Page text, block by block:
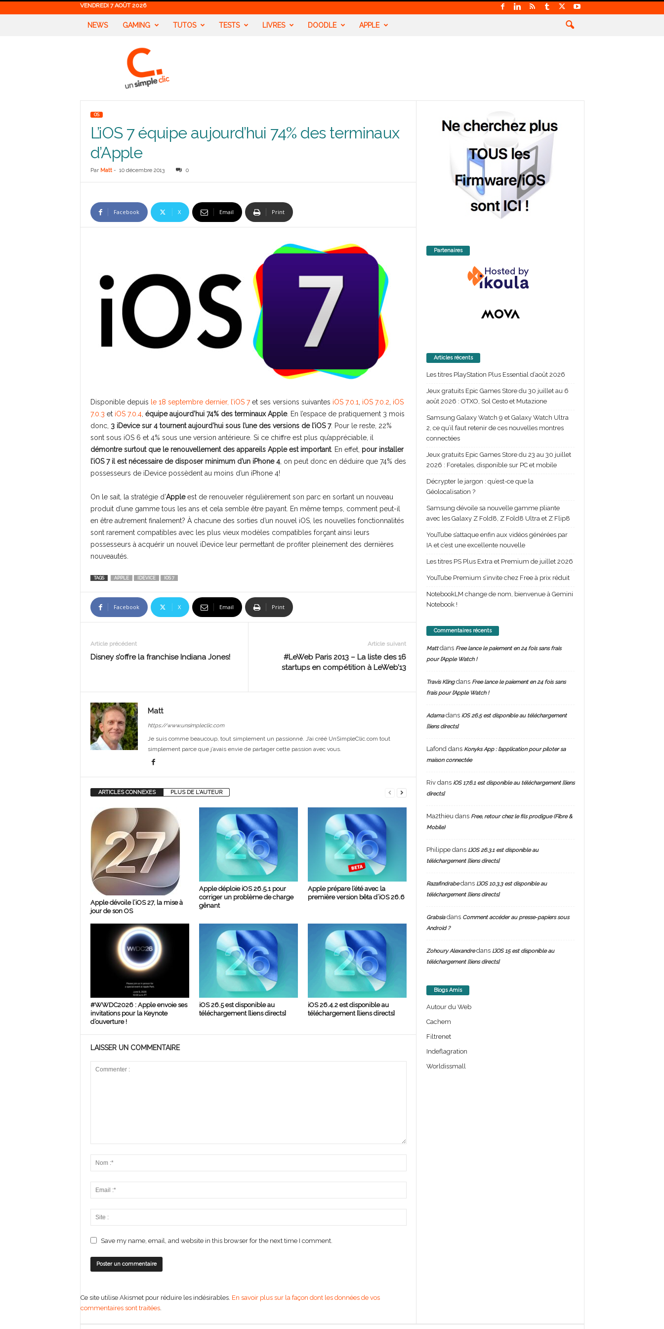
VENDREDI 7 AOÛT 2026
NEWS GAMING TUTOS TESTS LIVRES DOODLE APPLE
OS
L’iOS 7 équipe aujourd’hui 74% des terminaux
d’Apple
Par Matt- 10 décembre 2013 0
Facebook X Email Print
Disponible depuis le 18 septembre dernier, l’iOS 7et ses versions suivantes iOS 7.0.1 iOS 7.0.2 iOS
7.0.3 et iOS 7.0.4, équipe aujourd’hui 74% des terminaux Apple. En l’espace de pratiquement 3 mois
donc, 3 iDevice sur 4 tournent aujourd’hui sous l’une des versions de l’iOS 7. Pour le reste, 22%
sont sous iOS 6 et 4% sous une version antérieure. Si ce chiffre est plus qu’appréciable, il
démontre surtout que le renouvellement des appareils Apple est important. En effet, pour installer
l’iOS 7 il est nécessaire de disposer minimum d’un iPhone 4, on peut donc en déduire que 74% des
possesseurs de iDevice possèdent au moins d’un iPhone 4!
On le sait, la stratégie d’Appleest de renouveler régulièrement son parc en sortant un nouveau
produit d’une gamme tous les ans et cela semble être payant. En même temps, comment peut-il
en être autrement finalement? À chacune des sorties d’un nouvel iOS, les nouvelles fonctionnalités
sont rarement compatibles avec les plus vieux modèles compatibles forçant ainsi leurs
possesseurs à acquérir un nouvel iDevice leur permettant de profiter pleinement des dernières
nouveautés.
TAGS APPLE IDEVICE IOS 7
Facebook X Email Print
Article précédent
Disney s’offre la franchise Indiana Jones!
Article suivant
#LeWeb Paris 2013 – La liste des 16
startups en compétition à LeWeb’13
Matt
https://www.unsimpleclic.com
Je suis comme beaucoup, tout simplement un passionné. J’ai créé UnSimpleClic.com tout
simplement parce que j’avais envie de partager cette passion avec vous.
ARTICLES CONNEXES PLUS DE L'AUTEUR
Apple dévoile l’iOS 27, la mise à
jour de son OS
Apple déploie iOS 26.5.1 pour
corriger un problème de charge
gênant
Apple prépare l’été avec la
première version bêta d’iOS 26.6
#WWDC2026 : Apple envoie ses
invitations pour la Keynote
d’ouverture !
iOS 26.5 est disponible au
téléchargement [liens directs]
iOS 26.4.2 est disponible au
téléchargement [liens directs]
LAISSER UN COMMENTAIRE
Save my name, email, and website in this browser for the next time I comment.
Ce site utilise Akismet pour réduire les indésirables. En savoir plus sur la façon dont les données de vos
commentaires sont traitées.
Partenaires
Articles récents
Les titres PlayStation Plus Essential d’août 2026
Jeux gratuits Epic Games Store du 30 juillet au 6
août 2026 : OTXO, Sol Cesto et Mutazione
Samsung Galaxy Watch 9 et Galaxy Watch Ultra
2, ce qu’il faut retenir de ces nouvelles montres
connectées
Jeux gratuits Epic Games Store du 23 au 30 juillet
2026 : Foretales, disponible sur PC et mobile
Décrypter le jargon : qu’est-ce que la
Géolocalisation ?
Samsung dévoile sa nouvelle gamme pliante
avec les Galaxy Z Fold8, Z Fold8 Ultra et Z Flip8
YouTube s’attaque enfin aux vidéos générées par
IA et c’est une excellente nouvelle
Les titres PS Plus Extra et Premium de juillet 2026
YouTube Premium s’invite chez Free à prix réduit
NotebookLM change de nom, bienvenue à Gemini
Notebook !
Commentaires récents
Mattdans Free lance le paiement en 24 fois sans frais
pour l’Apple Watch !
Travis Klingdans Free lance le paiement en 24 fois sans
frais pour l’Apple Watch !
Adamadans iOS 26.5 est disponible au téléchargement
[liens directs]
Lafond dans Konyks App : l’application pour piloter sa
maison connectée
Rivdans iOS 17.6.1 est disponible au téléchargement [liens
directs]
Ma2thieu dans Free, retour chez le fils prodigue (Fibre &
Mobile)
Philippedans L’iOS 26.3.1 est disponible au
téléchargement [liens directs]
Razafindrabedans L’iOS 10.3.3 est disponible au
téléchargement [liens directs]
Grabsiadans Comment accéder au presse-papiers sous
Android ?
Zohoury Alexandredans L’iOS 15 est disponible au
téléchargement [liens directs]
Blogs Amis
Autour du Web
Cachem
Filtrenet
Indeflagration
Worldissmall